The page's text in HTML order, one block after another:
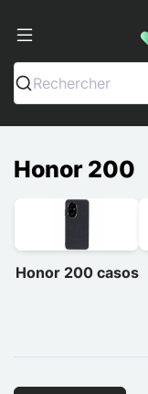
Rechercher
Honor 200
Honor 200 casos